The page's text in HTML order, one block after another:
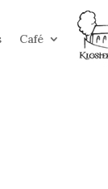
Café